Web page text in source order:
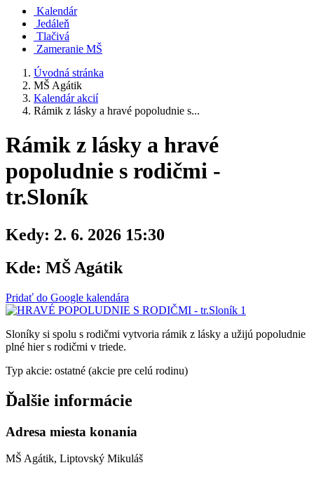
Kalendár
Jedáleň
Tlačivá
Zameranie MŠ
Úvodná stránka
MŠ Agátik
Kalendár akcií
Rámik z lásky a hravé popoludnie s...
Rámik z lásky a hravé
popoludnie s rodičmi -
tr.Sloník
Kedy: 2. 6. 2026 15:30
Kde: MŠ Agátik
Pridať do Google kalendára
Sloníky si spolu s rodičmi vytvoria rámik z lásky a užijú popoludnie
plné hier s rodičmi v triede.
Typ akcie: ostatné (akcie pre celú rodinu)
Ďalšie informácie
Adresa miesta konania
MŠ Agátik, Liptovský Mikuláš